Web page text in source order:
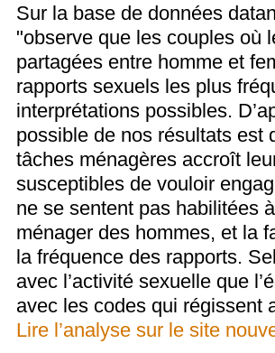
Sur la base de données
"observe que les couples où
partagées entre homme et
rapports sexuels les plus
interprétations possibles.
possible de nos résultats est
tâches ménagères accroît
susceptibles de vouloir
ne se sentent pas habilitées
ménager des hommes, et la
la fréquence des rapports.
avec l’activité sexuelle que
avec les codes qui régissent
Lire l’analyse sur le site